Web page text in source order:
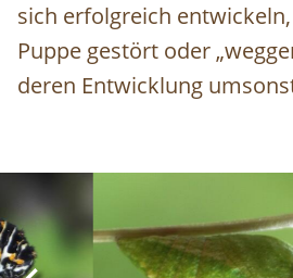
sich erfolgreich
Puppe gestört oder
deren Entwicklung